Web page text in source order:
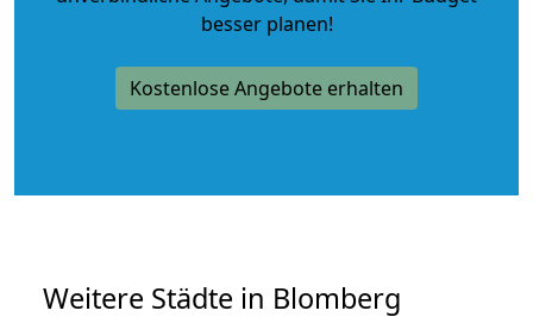
besser planen!
Kostenlose Angebote erhalten
Weitere Städte in Blomberg